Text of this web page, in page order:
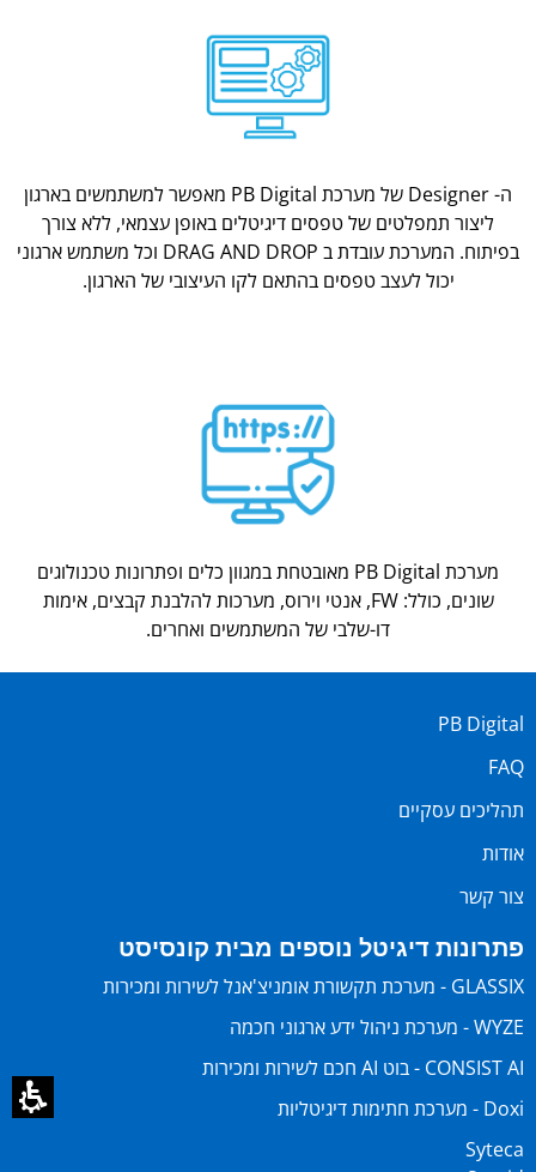
ה- Designer של מערכת PB Digital מאפשר למשתמשים בארגון
ליצור תמפלטים של טפסים דיגיטלים באופן עצמאי, ללא צורך
בפיתוח. המערכת עובדת ב DRAG AND DROP וכל משתמש ארגוני
יכול לעצב טפסים בהתאם לקו העיצובי של הארגון.
מערכת PB Digital מאובטחת במגוון כלים ופתרונות טכנולוגים
שונים, כולל: FW, אנטי וירוס, מערכות להלבנת קבצים, אימות
דו-שלבי של המשתמשים ואחרים.
PB Digital
FAQ
תהליכים עסקיים
אודות
צור קשר
פתרונות דיגיטל נוספים מבית קונסיסט
GLASSIX - מערכת תקשורת אומניצ'אנל לשירות ומכירות
WYZE - מערכת ניהול ידע ארגוני חכמה
CONSIST AI - בוט AI חכם לשירות ומכירות
Doxi - מערכת חתימות דיגיטליות
Syteca